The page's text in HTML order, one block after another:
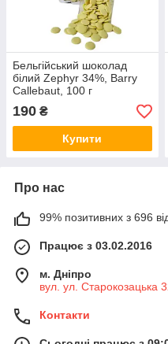
Бельгійський шоколад
білий Zephyr 34%, Barry
Callebaut, 100 г
190 ₴
Купити
Про нас
99% позитивних з 696
Працює з 03.02.2016
м. Дніпро
вул. ул. Старокозацька
Контакти